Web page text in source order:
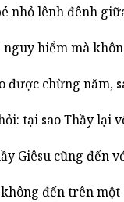
nhỏ lênh đênh
nguy hiểm mà
được chừng năm,
tại sao Thầy lại
Giêsu cũng đến
đến trên